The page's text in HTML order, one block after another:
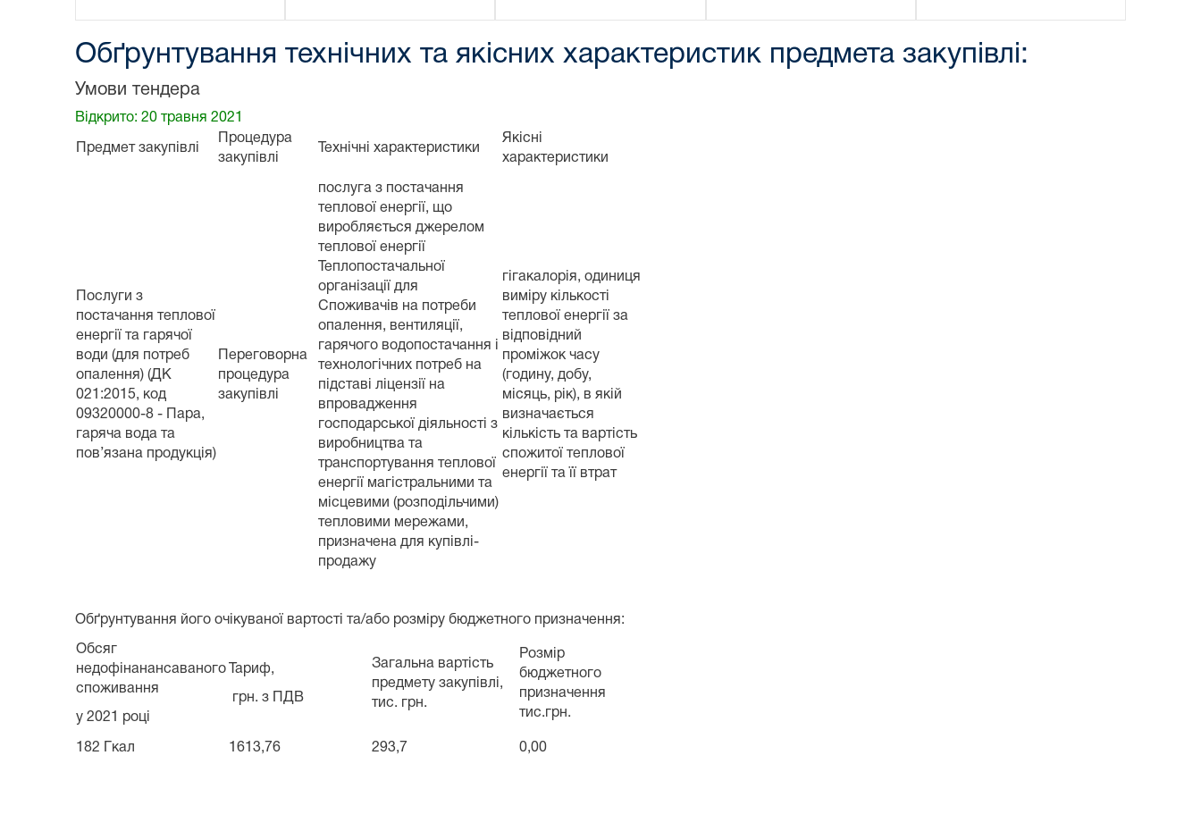
Обґрунтування технічних та якісних характеристик предмета закупівлі:
Умови тендера
Відкрито: 20 травня 2021
Предмет закупівлі
Процедура
закупівлі
Технічні характеристики
Якісні
характеристики
Послуги з
постачання теплової
енергії та гарячої
води (для потреб
опалення) (ДК
021:2015, код
09320000-8 - Пара,
гаряча вода та
пов’язана продукція)
Переговорна
процедура
закупівлі
послуга з постачання
теплової енергії, що
виробляється джерелом
теплової енергії
Теплопостачальної
організації для
Споживачів на потреби
опалення, вентиляції,
гарячого водопостачання і
технологічних потреб на
підставі ліцензії на
впровадження
господарської діяльності з
виробництва та
транспортування теплової
енергії магістральними та
місцевими (розподільчими)
тепловими мережами,
призначена для купівлі-
продажу
гігакалорія, одиниця
виміру кількості
теплової енергії за
відповідний
проміжок часу
(годину, добу,
місяць, рік), в якій
визначається
кількість та вартість
спожитої теплової
енергії та її втрат
Обґрунтування його очікуваної вартості та/або розміру бюджетного призначення:
Обсяг
недофінанансаваного
споживання
у 2021 році
Тариф,
грн. з ПДВ
Загальна вартість
предмету закупівлі,
тис. грн.
Розмір
бюджетного
призначення
тис.грн.
182 Гкал 1613,76 293,7 0,00